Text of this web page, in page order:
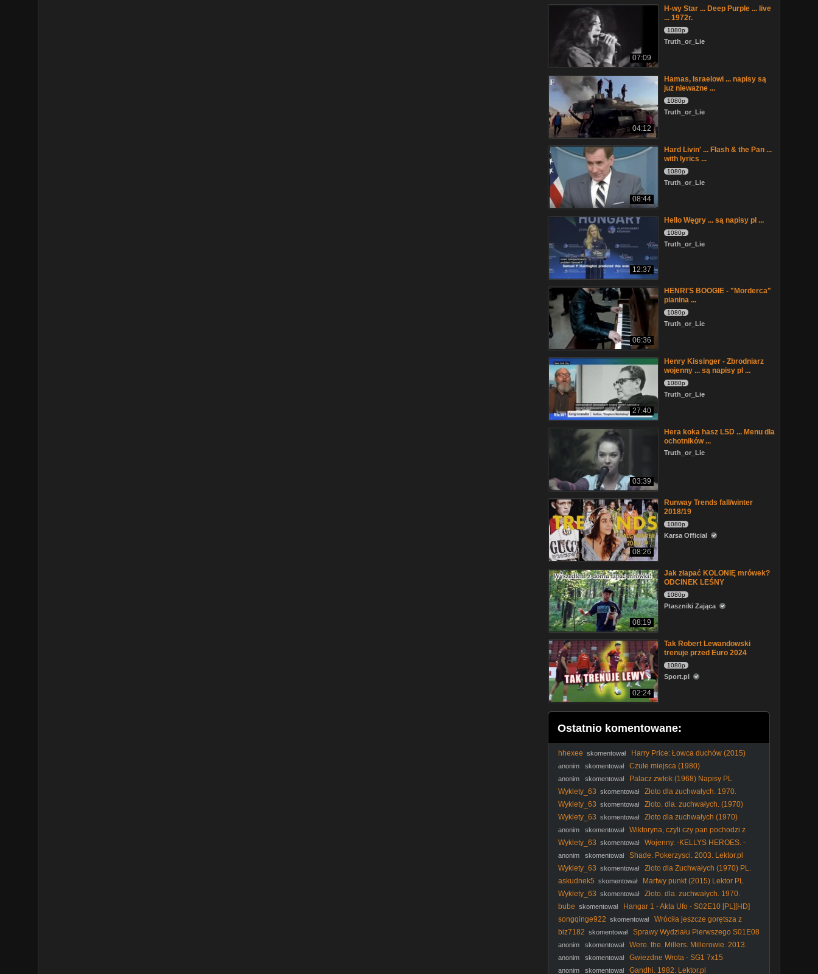
07:09
H-wy Star ... Deep Purple ... live
... 1972r.
1080p
Truth_or_Lie
04:12
Hamas, Israelowi ... napisy są
już nieważne ...
1080p
Truth_or_Lie
08:44
Hard Livin' ... Flash & the Pan ...
with lyrics ...
1080p
Truth_or_Lie
12:37
Hello Węgry ... są napisy pl ...
1080p
Truth_or_Lie
06:36
HENRI'S BOOGIE - "Morderca"
pianina ...
1080p
Truth_or_Lie
27:40
Henry Kissinger - Zbrodniarz
wojenny ... są napisy pl ...
1080p
Truth_or_Lie
03:39
Hera koka hasz LSD ... Menu dla
ochotników ...
Truth_or_Lie
08:26
Runway Trends fall/winter
2018/19
1080p
Karsa Official
08:19
Jak złapać KOLONIĘ mrówek?
ODCINEK LEŚNY
1080p
Ptaszniki Zająca
02:24
Tak Robert Lewandowski
trenuje przed Euro 2024
1080p
Sport.pl
Ostatnio komentowane:
hhexee skomentował
Harry Price: Łowca duchów (2015)
Lektor PL
anonim skomentował Czułe miejsca (1980)
anonim skomentował
Palacz zwłok (1968) Napisy PL
Wyklety_63 skomentował
Złoto dla zuchwałych. 1970.
lektor.pl
Wyklety_63 skomentował
Złoto. dla. zuchwałych. (1970)
Wyklety_63 skomentował
Złoto dla zuchwałych (1970)
[Lektor PL] - Kellys Heroes
anonim skomentował
Wiktoryna, czyli czy pan pochodzi z
Beauvais (1971)
Wyklety_63 skomentował
Wojenny. -KELLYS HEROES. -
Złoto dla zuchwałych. (1970) napisy
anonim skomentował
Shade. Pokerzysci. 2003. Lektor.pl
Wyklety_63 skomentował
Złoto dla Zuchwałych (1970) PL.
720p. BRRip
askudnek5 skomentował
Martwy punkt (2015) Lektor PL
Wyklety_63 skomentował
Złoto. dla. zuchwałych. 1970.
Lektor.pl
bube skomentował
Hangar 1 - Akta Ufo - S02E10 [PL][HD]
songqinge922 skomentował
Wróciła jeszcze gorętsza z
bliźniakami władcy
biz7182 skomentował
Sprawy Wydziału Pierwszego S01E08
Lektor PL
anonim skomentował
Were. the. Millers. Millerowie. 2013.
Lektor.pl
anonim skomentował Gwiezdne Wrota - SG1 7x15
anonim skomentował Gandhi. 1982. Lektor.pl